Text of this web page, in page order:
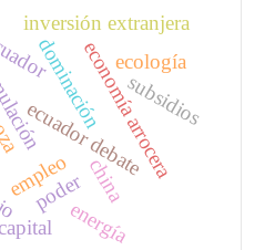
economía arrocera
ecuador debate
empleo china
inversión extranjera
poder
dominación
energía
subsidios
ecología